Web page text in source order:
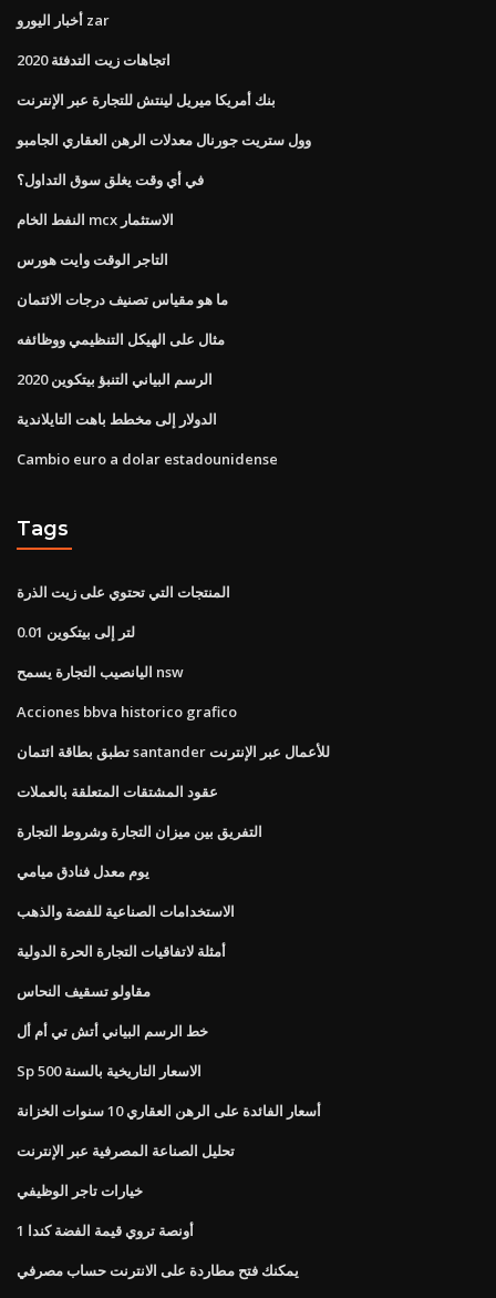
أخبار اليورو zar
اتجاهات زيت التدفئة 2020
بنك أمريكا ميريل لينتش للتجارة عبر الإنترنت
وول ستريت جورنال معدلات الرهن العقاري الجامبو
في أي وقت يغلق سوق التداول؟
النفط الخام mcx الاستثمار
التاجر الوقت وايت هورس
ما هو مقياس تصنيف درجات الائتمان
مثال على الهيكل التنظيمي ووظائفه
الرسم البياني التنبؤ بيتكوين 2020
الدولار إلى مخطط باهت التايلاندية
Cambio euro a dolar estadounidense
Tags
المنتجات التي تحتوي على زيت الذرة
0.01 لتر إلى بيتكوين
اليانصيب التجارة يسمح nsw
Acciones bbva historico grafico
تطبق بطاقة ائتمان santander للأعمال عبر الإنترنت
عقود المشتقات المتعلقة بالعملات
التفريق بين ميزان التجارة وشروط التجارة
يوم معدل فنادق ميامي
الاستخدامات الصناعية للفضة والذهب
أمثلة لاتفاقيات التجارة الحرة الدولية
مقاولو تسقيف النحاس
خط الرسم البياني أتش تي أم أل
Sp 500 الاسعار التاريخية بالسنة
أسعار الفائدة على الرهن العقاري 10 سنوات الخزانة
تحليل الصناعة المصرفية عبر الإنترنت
خيارات تاجر الوظيفي
1 أونصة تروي قيمة الفضة كندا
يمكنك فتح مطاردة على الانترنت حساب مصرفي